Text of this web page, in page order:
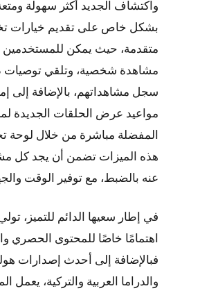
واكتشاف الجديد أكثر سهولة
بشكل خاص على تقديم خيارات
متقدمة، حيث يمكن للمستخدمين
مشاهدة شخصية، وتلقي توصيات
سجل مشاهداتهم، بالإضافة إلى
مواعيد عرض الحلقات الجديدة
المفضلة مباشرة من خلال لوحة
هذه الميزات تضمن أن يجد كل
عنه بالضبط، مع توفير الوقت
في إطار سعيها الدائم للتميز،
اهتمامًا خاصًا للمحتوى الحصري
فبالإضافة إلى أحدث إصدارات
والدراما العربية والتركية، يعمل